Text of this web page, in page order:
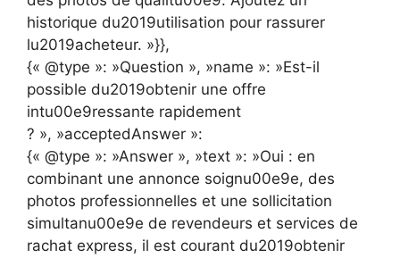
historique du2019utilisation pour rassurer
lu2019acheteur. »}},
{« @type »: »Question », »name »: »Est-il
possible du2019obtenir une offre
intu00e9ressante rapidement
? », »acceptedAnswer »:
{« @type »: »Answer », »text »: »Oui : en
combinant une annonce soignu00e9e, des
photos professionnelles et une sollicitation
simultanu00e9e de revendeurs et services de
rachat express, il est courant du2019obtenir